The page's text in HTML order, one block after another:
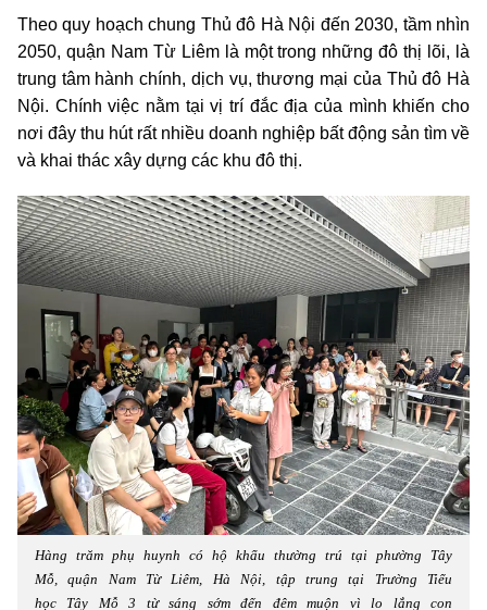
Theo quy hoạch chung Thủ đô Hà Nội đến 2030, tầm nhìn
2050, quận Nam Từ Liêm là một trong những đô thị lõi, là
trung tâm hành chính, dịch vụ, thương mại của Thủ đô Hà
Nội. Chính việc nằm tại vị trí đắc địa của mình khiến cho
nơi đây thu hút rất nhiều doanh nghiệp bất động sản tìm về
và khai thác xây dựng các khu đô thị.
Hàng trăm phụ huynh có hộ khẩu thường trú tại phường Tây
Mỗ, quận Nam Từ Liêm, Hà Nội, tập trung tại Trường Tiểu
học Tây Mỗ 3 từ sáng sớm đến đêm muộn vì lo lắng con